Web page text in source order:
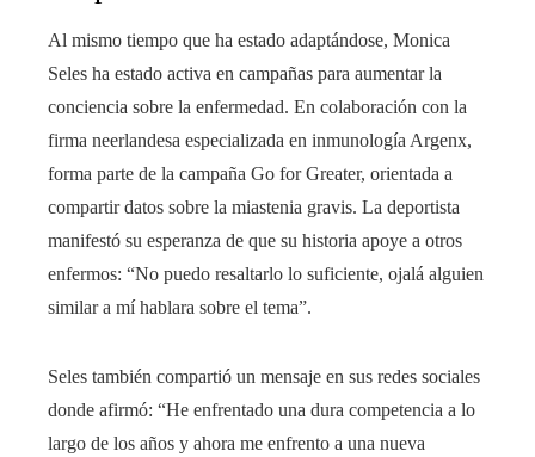
Al mismo tiempo que ha estado adaptándose, Monica
Seles ha estado activa en campañas para aumentar la
conciencia sobre la enfermedad. En colaboración con la
firma neerlandesa especializada en inmunología Argenx,
forma parte de la campaña Go for Greater, orientada a
compartir datos sobre la miastenia gravis. La deportista
manifestó su esperanza de que su historia apoye a otros
enfermos: “No puedo resaltarlo lo suficiente, ojalá alguien
similar a mí hablara sobre el tema”.
Seles también compartió un mensaje en sus redes sociales
donde afirmó: “He enfrentado una dura competencia a lo
largo de los años y ahora me enfrento a una nueva